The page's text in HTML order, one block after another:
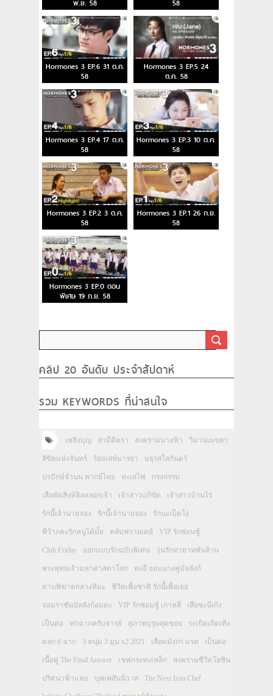
พ.ย. 58
58
Hormones 3 EP.6 31 ต.ค.
58
Hormones 3 EP.5 24
ต.ค. 58
Hormones 3 EP.4 17 ต.ค.
58
Hormones 3 EP.3 10 ต.ค.
58
Hormones 3 EP.2 3 ต.ค.
58
Hormones 3 EP.1 26 ก.ย.
58
Hormones 3 EP.0 ตอน
พิเศษ 19 ก.ย. 58
คลิป 20 อันดับ ประจำสัปดาห์
รวม KEYWORDS ที่น่าสนใจ
เพลิงบุญ สามีตีตรา สงครามนางฟ้า วิมานเมขลา
ลิขิตแห่งจันทร์ ร้อยเล่ห์มารยา มธุรสโลกันตร์
ปรปักษ์จำนน พากย์ไทย ทะเลไฟ กรงกรรม
เสือตัดสิงห์ลิงหลอกเจ้า เจ้าสาวแก้ขัด เจ้าสาวบ้านไร่
รักนี้เจ้านายจอง รักนี้เจ้านายจอง รักนะเป็ดโง่
พี่ว้ากคะรักหนูได้มั้ย คลับฟรายเดย์ VIP รักซ่อนชู้
Club Friday ออกแบบรักฉบับพิเศษ วุ่นรักทายาทพันล้าน
พระพุทธเจ้ามหาศาสดาโลก ทงอี จอมนางคู่บัลลังก์
ดาบพิฆาตกลางหิมะ ชีวิตเพื่อชาติ รักนี้เพื่อเธอ
จอมราชันบัลลังก์อมตะ VIP รักซ่อนชู้ เกาหลี เสือชะนีเก้ง
เป็นต่อ หกฉากครับจารย์ สุภาพบุรุษสุดซอย ระเบิดเถิดเทิง
ตลก 6 ฉาก 3 หนุ่ม 3 มุม x2 2021 เลือดมังกร แรด เป็นต่อ
เนื้อคู่ The Final Answer เชฟกระทะเหล็ก สงครามชีวิตโอชิน
ปริศนาฟ้าแลบ บุพเพสันนิวาส The Next Iron Chef